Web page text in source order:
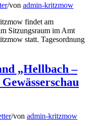
/von admin-kritzmow
findet am
Sitzungsraum im Amt
statt. Tagesordnung
„Hellbach –
/von admin-kritzmow